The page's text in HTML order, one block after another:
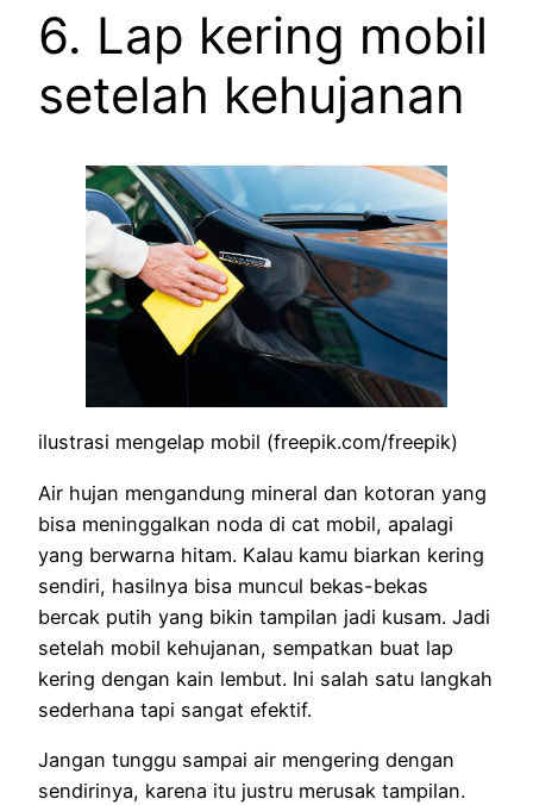
6. Lap kering mobil
setelah kehujanan
ilustrasi mengelap mobil (freepik.com/freepik)
Air hujan mengandung mineral dan kotoran yang
bisa meninggalkan noda di cat mobil, apalagi
yang berwarna hitam. Kalau kamu biarkan kering
sendiri, hasilnya bisa muncul bekas-bekas
bercak putih yang bikin tampilan jadi kusam. Jadi
setelah mobil kehujanan, sempatkan buat lap
kering dengan kain lembut. Ini salah satu langkah
sederhana tapi sangat efektif.
Jangan tunggu sampai air mengering dengan
sendirinya, karena itu justru merusak tampilan.